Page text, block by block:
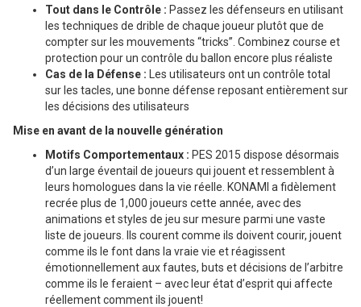
Tout dans le Contrôle : Passez les défenseurs en utilisant
les techniques de drible de chaque joueur plutôt que de
compter sur les mouvements “tricks”. Combinez course et
protection pour un contrôle du ballon encore plus réaliste
Cas de la Défense : Les utilisateurs ont un contrôle total
sur les tacles, une bonne défense reposant entièrement sur
les décisions des utilisateurs
Mise en avant de la nouvelle génération
Motifs Comportementaux : PES 2015 dispose désormais
d’un large éventail de joueurs qui jouent et ressemblent à
leurs homologues dans la vie réelle. KONAMI a fidèlement
recrée plus de 1,000 joueurs cette année, avec des
animations et styles de jeu sur mesure parmi une vaste
liste de joueurs. Ils courent comme ils doivent courir, jouent
comme ils le font dans la vraie vie et réagissent
émotionnellement aux fautes, buts et décisions de l’arbitre
comme ils le feraient – avec leur état d’esprit qui affecte
réellement comment ils jouent!